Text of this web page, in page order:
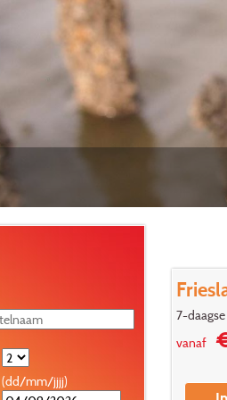
7-
vanaf€
(dd/mm/jjjj)